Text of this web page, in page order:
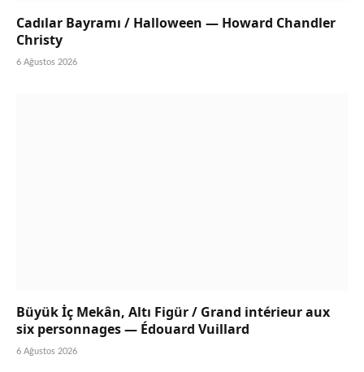
Cadılar Bayramı / Halloween — Howard Chandler
Christy
6 Ağustos 2026
Büyük İç Mekân, Altı Figür / Grand intérieur aux
six personnages — Édouard Vuillard
6 Ağustos 2026